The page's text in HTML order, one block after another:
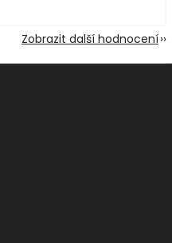
Zobrazit další hodnocení